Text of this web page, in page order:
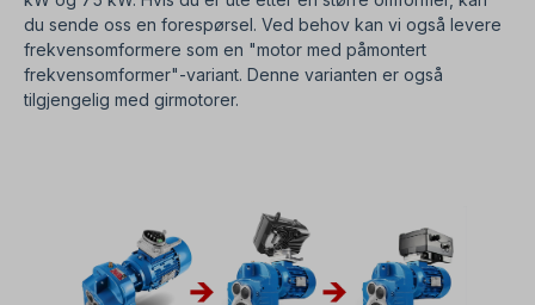
du sende oss en forespørsel. Ved behov kan vi også levere
frekvensomformere som en "motor med påmontert
frekvensomformer"-variant. Denne varianten er også
tilgjengelig med girmotorer.